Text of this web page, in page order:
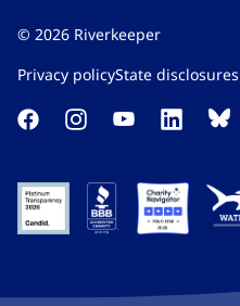
© 2026 Riverkeeper
Privacy policy​​​​‌ ‍ ​‍​‍‌‍ ‌ ​‍‌‍‍‌‌‍‌ ‌‍‍‌‌‍ ‍​‍​‍​ ‍‍​‍​‍‌ ​ ‌‍​‌‌‍ ‍‌‍‍‌‌ ‌​‌ ‍‌​‍ ‍‌‍‍‌‌‍ ​‍​‍​‍ ​​‍​‍‌‍‍​‌ ​‍‌‍‌‌‌‍‌‍​‍​‍​ ‍‍​‍​‍‌‍‍​‌ ‌​‌ ‌​‌ ​​‌ ​ ​ ‍‍​‍ ​‍ ‌‍​ ‌‍ ‌‌ ​ ​‍ ‍‌‍ ‌‌‍​‌‌‍‍‌‌‍ ‍​‍ ‍​ ​‍​ ​​​ ​‍​ ‌​‌ ​‍‌‍‌‌‌‍‌​‌‍‌‌‌ ​ ‌‍‍‌‌‍‌ ‌‍ ‍​‍ ‍‌ ​‍‌‍‍‌‌ ‌‍‌‍‌‌‌ ​‍‌‍‍ ‌‍‌‌‌‍‌‌‌ ​​‌‍‌‌‌ ​‍​‍ ‍‌‍ ‌ ​‍‌‍‌ ​‍ ‌‍‍‌‌‍ ‍‌ ‌​‌‍‌‌‌‍ ‍‌ ‌​​‍ ‌‍‌‌‌‍‌​‌‍‍‌‌ ‌​​‍ ‌‍ ‌‌‍ ‌‍‌​‌‍‌‌​ ‌‌ ​​‌ ​‍‌‍‌‌‌ ​ ‌‍‌‌‌‍ ‍‌ ‌​‌‍​‌‌ ‌​‌‍‍‌‌‍ ‌‍ ‍​ ‍ ‌‍‍‌‌‍‌​​ ‌‌‍‌‍‌‍ ‌‍ ‌ ‌​‌‍‌‌‌ ​‍​ ‍ ‌ ‌​‌ ‍‌‌ ​​‌‍‌‌​ ‌‌‍‌‍‌‍ ‌‍ ‌ ‌​‌‍‌‌‌ ​‍​ ‍ ‌ ​​‌‍​‌‌ ‌​‌‍‍​​ ‌‌‍​‌‌‍‌​‌‍‌​‌‍‍‌‌ ‌​‌‍‍‌‌‍ ‌‍ ‍‌‍​‌‌‍ ​‌​ ​‌‍‍‌‌‍ ‍‌‍‍ ‌ ​ ​‍‌‌​ ‌‌‌​​‍‌‌ ‌‍‍ ‌‍‌‌‌ ‍‌​‍‌‌​ ​ ‌​‌​​‍‌‌​ ​ ‌​‌​​‍‌‌​ ​‍​ ​‍‌‍​ ‌‍‌‍​ ​​​ ​‍​ ​‌​ ‌‍​ ‍‌​ ‌​​ ‌​‌‍​‌​ ​‍‌‍​ ​‍‌‌​ ​‍​ ​‍​‍‌‌​ ‌‌‌​‌​​‍ ‍‌ ‌​‌‍‌‌‌ ‍​‌ ‌​​ ‌‍​‍‌‍​‌‌ ​ ‌‍‌‌‌‌‌‌‌ ​‍‌‍ ​​ ‌‌‍‍​‌ ‌​‌ ‌​‌ ​​‌ ​ ​‍‌‌​ ​ ‌​​‌​‍‌‌​ ​‍‌​‌‍​‍‌‌​ ​‍‌​‌‍‌‍​ ‌‍ ‌‌ ​ ​‍ ‍‌‍ ‌‌‍​‌‌‍‍‌‌‍ ‍​‍ ‍​ ​‍​ ​​​ ​‍​ ‌​‌ ​‍‌‍‌‌‌‍‌​‌‍‌‌‌ ​ ‌‍‍‌‌‍‌ ‌‍ ‍​‍ ‍‌ ​‍‌‍‍‌‌ ‌‍‌‍‌‌‌ ​‍‌‍‍ ‌‍‌‌‌‍‌‌‌ ​​‌‍‌‌‌ ​‍​‍ ‍‌‍ ‌ ​‍‌‍‌ ​‍‌‍‌‍‍‌‌‍‌​​ ‌‌‍‌‍‌‍ ‌‍ ‌ ‌​‌‍‌‌‌ ​‍​‍‌‍‌ ‌​‌ ‍‌‌ ​​‌‍‌‌​ ‌‌‍‌‍‌‍ ‌‍ ‌ ‌​‌‍‌‌‌ ​‍​‍‌‍‌ ​​‌‍​‌‌ ‌​‌‍‍​​ ‌‌‍​‌‌‍‌​‌‍‌​‌‍‍‌‌ ‌​‌‍‍‌‌‍ ‌‍ ‍‌‍​‌‌‍ ​‌​ ​‌‍‍‌‌‍ ‍‌‍‍ ‌ ​ ​‍‌‌​ ‌‌‌​​‍‌‌ ‌‍‍ ‌‍‌‌‌ ‍‌​‍‌‌​ ​ ‌​‌​​‍‌‌​ ​ ‌​‌​​‍‌‌​ ​‍​ ​‍‌‍​ ‌‍‌‍​ ​​​ ​‍​ ​‌​ ‌‍​ ‍‌​ ‌​​ ‌​‌‍​‌​ ​‍‌‍​ ​‍‌‌​ ​‍​ ​‍​‍‌‌​ ‌‌‌​‌​​‍ ‍‌ ‌​‌‍‌‌‌ ‍​‌ ‌​​‍‌‍‌ ​​‌‍‌‌‌ ​‍‌ ​ ‌ ​​‌‍‌‌‌‍​ ‌ ‌​‌‍‍‌‌ ‌‍‌‍‌‌​ ‌‌ ​​‌ ‌‌‌‍​‍‌‍ ​‌‍‍‌‌ ​ ‌‍‍​‌‍‌‌‌‍‌​​‍​‍‌ ‌State disclosures​​​​‌ ‍ ​‍​‍‌‍ ‌ ​‍‌‍‍‌‌‍‌ ‌‍‍‌‌‍ ‍​‍​‍​ ‍‍​‍​‍‌ ​ ‌‍​‌‌‍ ‍‌‍‍‌‌ ‌​‌ ‍‌​‍ ‍‌‍‍‌‌‍ ​‍​‍​‍ ​​‍​‍‌‍‍​‌ ​‍‌‍‌‌‌‍‌‍​‍​‍​ ‍‍​‍​‍‌‍‍​‌ ‌​‌ ‌​‌ ​​‌ ​ ​ ‍‍​‍ ​‍ ‌‍​ ‌‍ ‌‌ ​ ​‍ ‍‌‍ ‌‌‍​‌‌‍‍‌‌‍ ‍​‍ ‍​ ​‍​ ​​​ ​‍​ ‌​‌ ​‍‌‍‌‌‌‍‌​‌‍‌‌‌ ​ ‌‍‍‌‌‍‌ ‌‍ ‍​‍ ‍‌ ​‍‌‍‍‌‌ ‌‍‌‍‌‌‌ ​‍‌‍‍ ‌‍‌‌‌‍‌‌‌ ​​‌‍‌‌‌ ​‍​‍ ‍‌‍ ‌ ​‍‌‍‌ ​‍ ‌‍‍‌‌‍ ‍‌ ‌​‌‍‌‌‌‍ ‍‌ ‌​​‍ ‌‍‌‌‌‍‌​‌‍‍‌‌ ‌​​‍ ‌‍ ‌‌‍ ‌‍‌​‌‍‌‌​ ‌‌ ​​‌ ​‍‌‍‌‌‌ ​ ‌‍‌‌‌‍ ‍‌ ‌​‌‍​‌‌ ‌​‌‍‍‌‌‍ ‌‍ ‍​ ‍ ‌‍‍‌‌‍‌​​ ‌‌‍‌‍‌‍ ‌‍ ‌ ‌​‌‍‌‌‌ ​‍​ ‍ ‌ ‌​‌ ‍‌‌ ​​‌‍‌‌​ ‌‌‍‌‍‌‍ ‌‍ ‌ ‌​‌‍‌‌‌ ​‍​ ‍ ‌ ​​‌‍​‌‌ ‌​‌‍‍​​ ‌‌‍​‌‌‍‌​‌‍‌​‌‍‍‌‌ ‌​‌‍‍‌‌‍ ‌‍ ‍‌‍​‌‌‍ ​‌​ ​‌‍‍‌‌‍ ‍‌‍‍ ‌ ​ ​‍‌‌​ ‌‌‌​​‍‌‌ ‌‍‍ ‌‍‌‌‌ ‍‌​‍‌‌​ ​ ‌​‌​​‍‌‌​ ​ ‌​‌​​‍‌‌​ ​‍​ ​‍​ ‌‍‌‍​ ‌‍‌‌​ ‍​‌‍‌‌​ ​​‌‍‌​​ ​‍‌‍​‌​ ‌​​ ‍​​ ‍​​‍‌‌​ ​‍​ ​‍​‍‌‌​ ‌‌‌​‌​​‍ ‍‌ ‌​‌‍‌‌‌ ‍​‌ ‌​​ ‌‍​‍‌‍​‌‌ ​ ‌‍‌‌‌‌‌‌‌ ​‍‌‍ ​​ ‌‌‍‍​‌ ‌​‌ ‌​‌ ​​‌ ​ ​‍‌‌​ ​ ‌​​‌​‍‌‌​ ​‍‌​‌‍​‍‌‌​ ​‍‌​‌‍‌‍​ ‌‍ ‌‌ ​ ​‍ ‍‌‍ ‌‌‍​‌‌‍‍‌‌‍ ‍​‍ ‍​ ​‍​ ​​​ ​‍​ ‌​‌ ​‍‌‍‌‌‌‍‌​‌‍‌‌‌ ​ ‌‍‍‌‌‍‌ ‌‍ ‍​‍ ‍‌ ​‍‌‍‍‌‌ ‌‍‌‍‌‌‌ ​‍‌‍‍ ‌‍‌‌‌‍‌‌‌ ​​‌‍‌‌‌ ​‍​‍ ‍‌‍ ‌ ​‍‌‍‌ ​‍‌‍‌‍‍‌‌‍‌​​ ‌‌‍‌‍‌‍ ‌‍ ‌ ‌​‌‍‌‌‌ ​‍​‍‌‍‌ ‌​‌ ‍‌‌ ​​‌‍‌‌​ ‌‌‍‌‍‌‍ ‌‍ ‌ ‌​‌‍‌‌‌ ​‍​‍‌‍‌ ​​‌‍​‌‌ ‌​‌‍‍​​ ‌‌‍​‌‌‍‌​‌‍‌​‌‍‍‌‌ ‌​‌‍‍‌‌‍ ‌‍ ‍‌‍​‌‌‍ ​‌​ ​‌‍‍‌‌‍ ‍‌‍‍ ‌ ​ ​‍‌‌​ ‌‌‌​​‍‌‌ ‌‍‍ ‌‍‌‌‌ ‍‌​‍‌‌​ ​ ‌​‌​​‍‌‌​ ​ ‌​‌​​‍‌‌​ ​‍​ ​‍​ ‌‍‌‍​ ‌‍‌‌​ ‍​‌‍‌‌​ ​​‌‍‌​​ ​‍‌‍​‌​ ‌​​ ‍​​ ‍​​‍‌‌​ ​‍​ ​‍​‍‌‌​ ‌‌‌​‌​​‍ ‍‌ ‌​‌‍‌‌‌ ‍​‌ ‌​​‍‌‍‌ ​​‌‍‌‌‌ ​‍‌ ​ ‌ ​​‌‍‌‌‌‍​ ‌ ‌​‌‍‍‌‌ ‌‍‌‍‌‌​ ‌‌ ​​‌ ‌‌‌‍​‍‌‍ ​‌‍‍‌‌ ​ ‌‍‍​‌‍‌‌‌‍‌​​‍​‍‌ ‌